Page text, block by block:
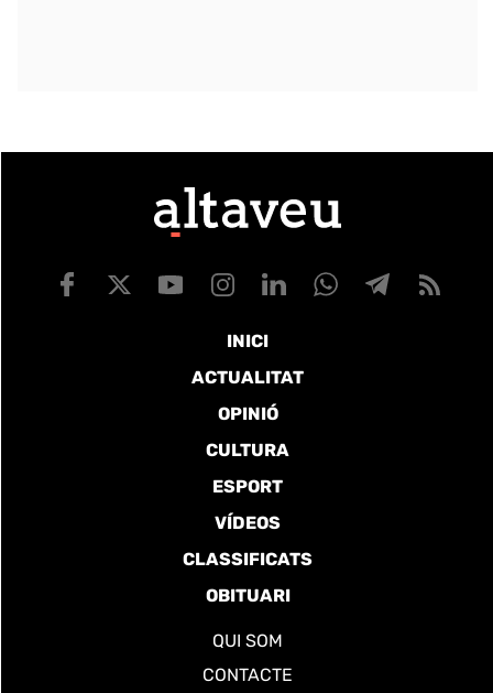
INICI
ACTUALITAT
OPINIÓ
CULTURA
ESPORT
VÍDEOS
CLASSIFICATS
OBITUARI
QUI SOM
CONTACTE